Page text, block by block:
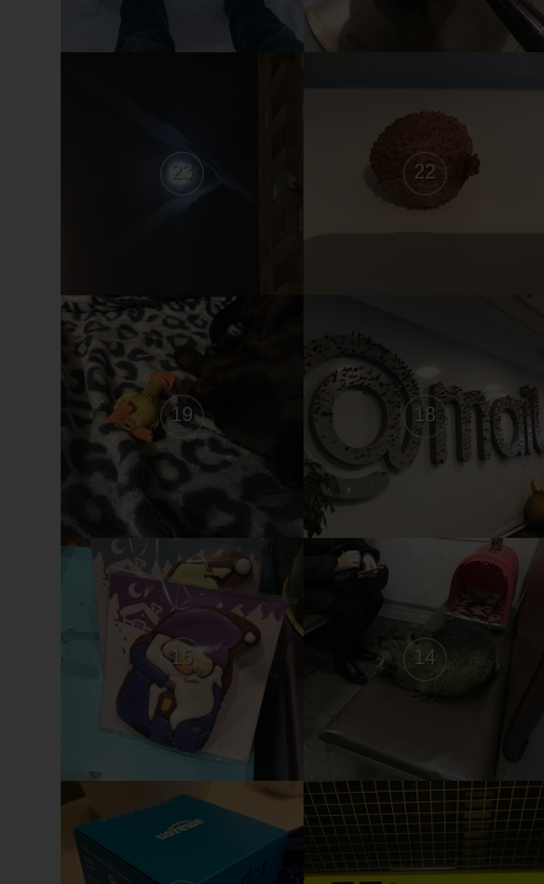
23 22
19 18
15 14